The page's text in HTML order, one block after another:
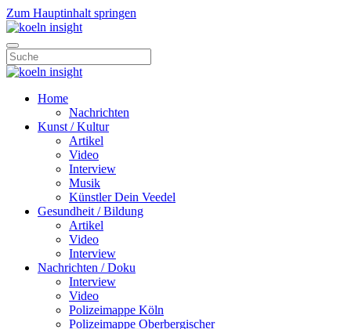
Zum Hauptinhalt springen
Home
Nachrichten
Kunst / Kultur
Artikel
Video
Interview
Musik
Künstler Dein Veedel
Gesundheit / Bildung
Artikel
Video
Interview
Nachrichten / Doku
Interview
Video
Polizeimappe Köln
Polizeimappe Oberbergischer